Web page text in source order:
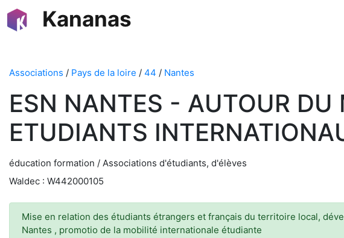
Kananas
Associations / Pays de la loire / 44 / Nantes
ESN NANTES - AUTOUR DU
ETUDIANTS
éducation formation / Associations d'étudiants, d'élèves
Waldec : W442000105
Mise en relation des étudiants étrangers et français du territoire local,
Nantes , promotio de la mobilité internationale étudiante